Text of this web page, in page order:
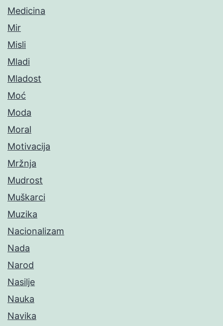
Medicina
Mir
Misli
Mladi
Mladost
Moć
Moda
Moral
Motivacija
Mržnja
Mudrost
Muškarci
Muzika
Nacionalizam
Nada
Narod
Nasilje
Nauka
Navika